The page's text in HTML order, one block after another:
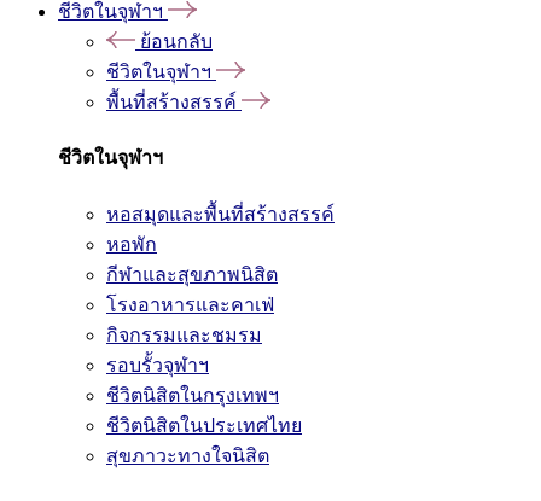
ชีวิตในจุฬาฯ
ย้อนกลับ
ชีวิตในจุฬาฯ
พื้นที่สร้างสรรค์
ชีวิตในจุฬาฯ
หอสมุดและพื้นที่สร้างสรรค์
หอพัก
กีฬาและสุขภาพนิสิต
โรงอาหารและคาเฟ่
กิจกรรมและชมรม
รอบรั้วจุฬาฯ
ชีวิตนิสิตในกรุงเทพฯ
ชีวิตนิสิตในประเทศไทย
สุขภาวะทางใจนิสิต